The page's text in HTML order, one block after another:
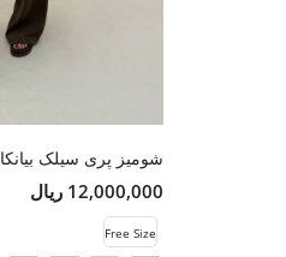
شومیز پری سیلک بیانکا
12,000,000 ریال
Free Size